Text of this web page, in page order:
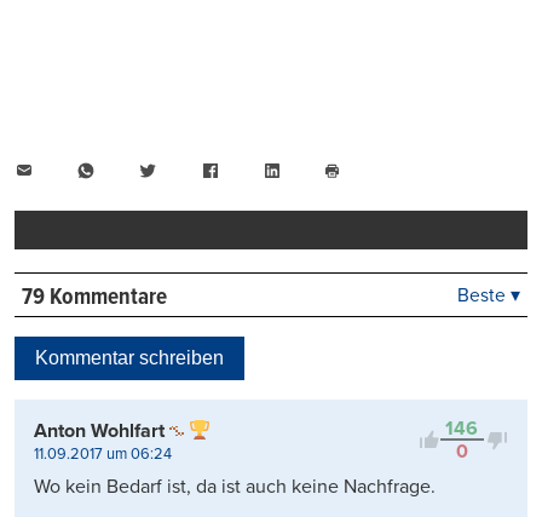
WhatsAppTwitter FacebookLinkedIn
drucken
79 Kommentare
Kontrovers
Beste ▾
Kommentar schreiben
146
0
Anton Wohlfart
11.09.2017 um 06:24
Wo kein Bedarf ist, da ist auch keine Nachfrage.